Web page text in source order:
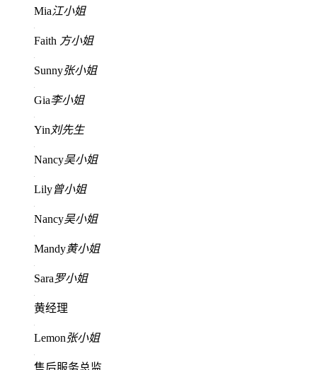
Mia江小姐
Faith 方小姐
Sunny张小姐
Gia李小姐
Yin 刘先生
Nancy吴小姐
Lily曾小姐
Nancy吴小姐
Mandy黄小姐
Sara罗小姐
黄经理
Lemon张小姐
售后服务总监